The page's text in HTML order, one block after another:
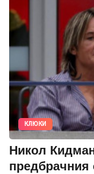
КЛЮКИ
Никол